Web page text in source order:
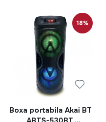
de vizionare si
reuneste produse
birou sau spatii
televizor Smart TV 4K
audio puternic pentru
pentru calatorii
momentelor
18%
Boxa portabila Akai BT